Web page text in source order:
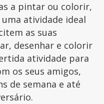
a pintar ou colorir,
atividade ideal
as suas
desenhar e colorir
atividade para
os seus amigos,
de semana e até